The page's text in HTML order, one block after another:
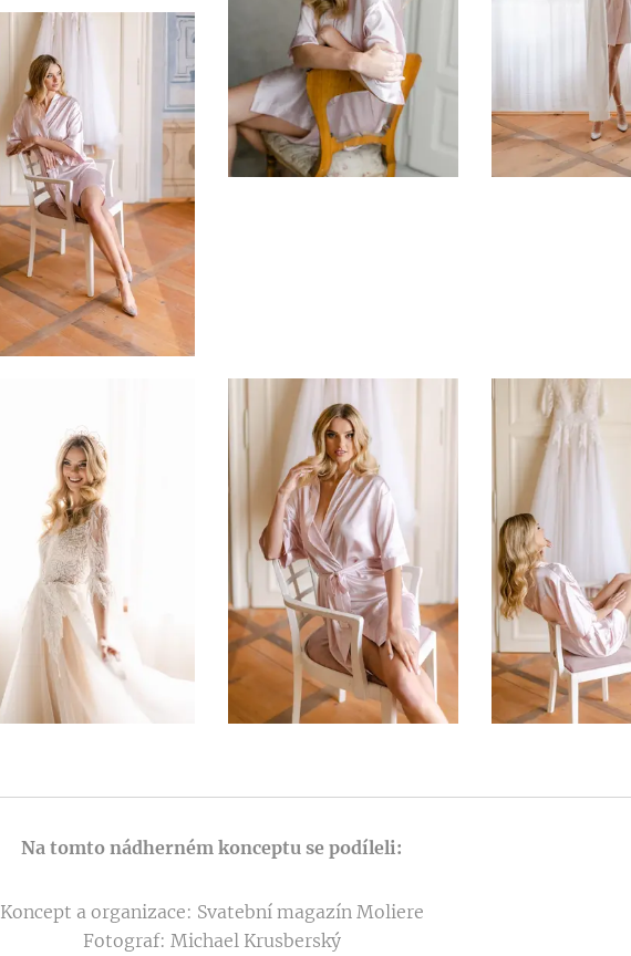
Na tomto nádherném konceptu se podíleli:
Koncept a organizace: Svatební magazín Moliere
Fotograf: Michael Krusberský